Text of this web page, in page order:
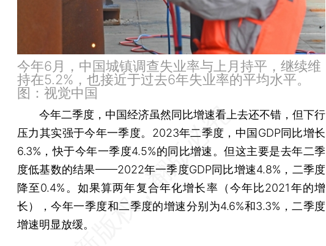
今年6月，中国城镇调查失业率与上月持平，继续维
持在5.2%，也接近于过去6年失业率的平均水平。
图：视觉中国
今年二季度，中国经济虽然同比增速看上去还不错，但下行
压力其实强于今年一季度。2023年二季度，中国GDP同比增长
6.3%，快于今年一季度4.5%的同比增速。但这主要是去年二季
度低基数的结果——2022年一季度GDP同比增速4.8%，二季度
降至0.4%。如果算两年复合年化增长率（今年比2021年的增
长），今年一季度和二季度的增速分别为4.6%和3.3%，二季度
增速明显放缓。